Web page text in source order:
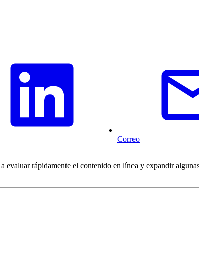
Correo
rápidamente el contenido en línea y expandir